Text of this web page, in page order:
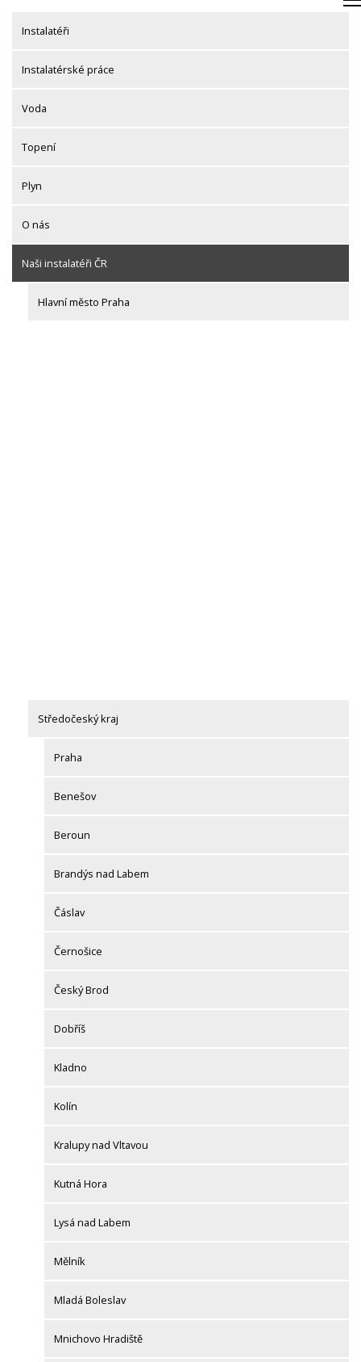
contentInstalatéři
Instalatérské práce
Voda
Topení
Plyn
O nás
Naši instalatéři ČR
Hlavní město Praha
Středočeský kraj
Praha
Benešov
Beroun
Brandýs nad Labem
Čáslav
Černošice
Český Brod
Dobříš
Kladno
Kolín
Kralupy nad Vltavou
Kutná Hora
Lysá nad Labem
Mělník
Mladá Boleslav
Mnichovo Hradiště